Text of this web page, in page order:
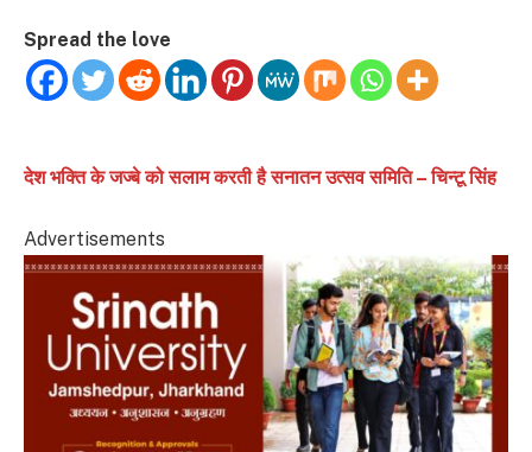
Spread the love
देश भक्ति के जज्बे को सलाम करती है सनातन उत्सव समिति – चिन्टू सिंह
Advertisements